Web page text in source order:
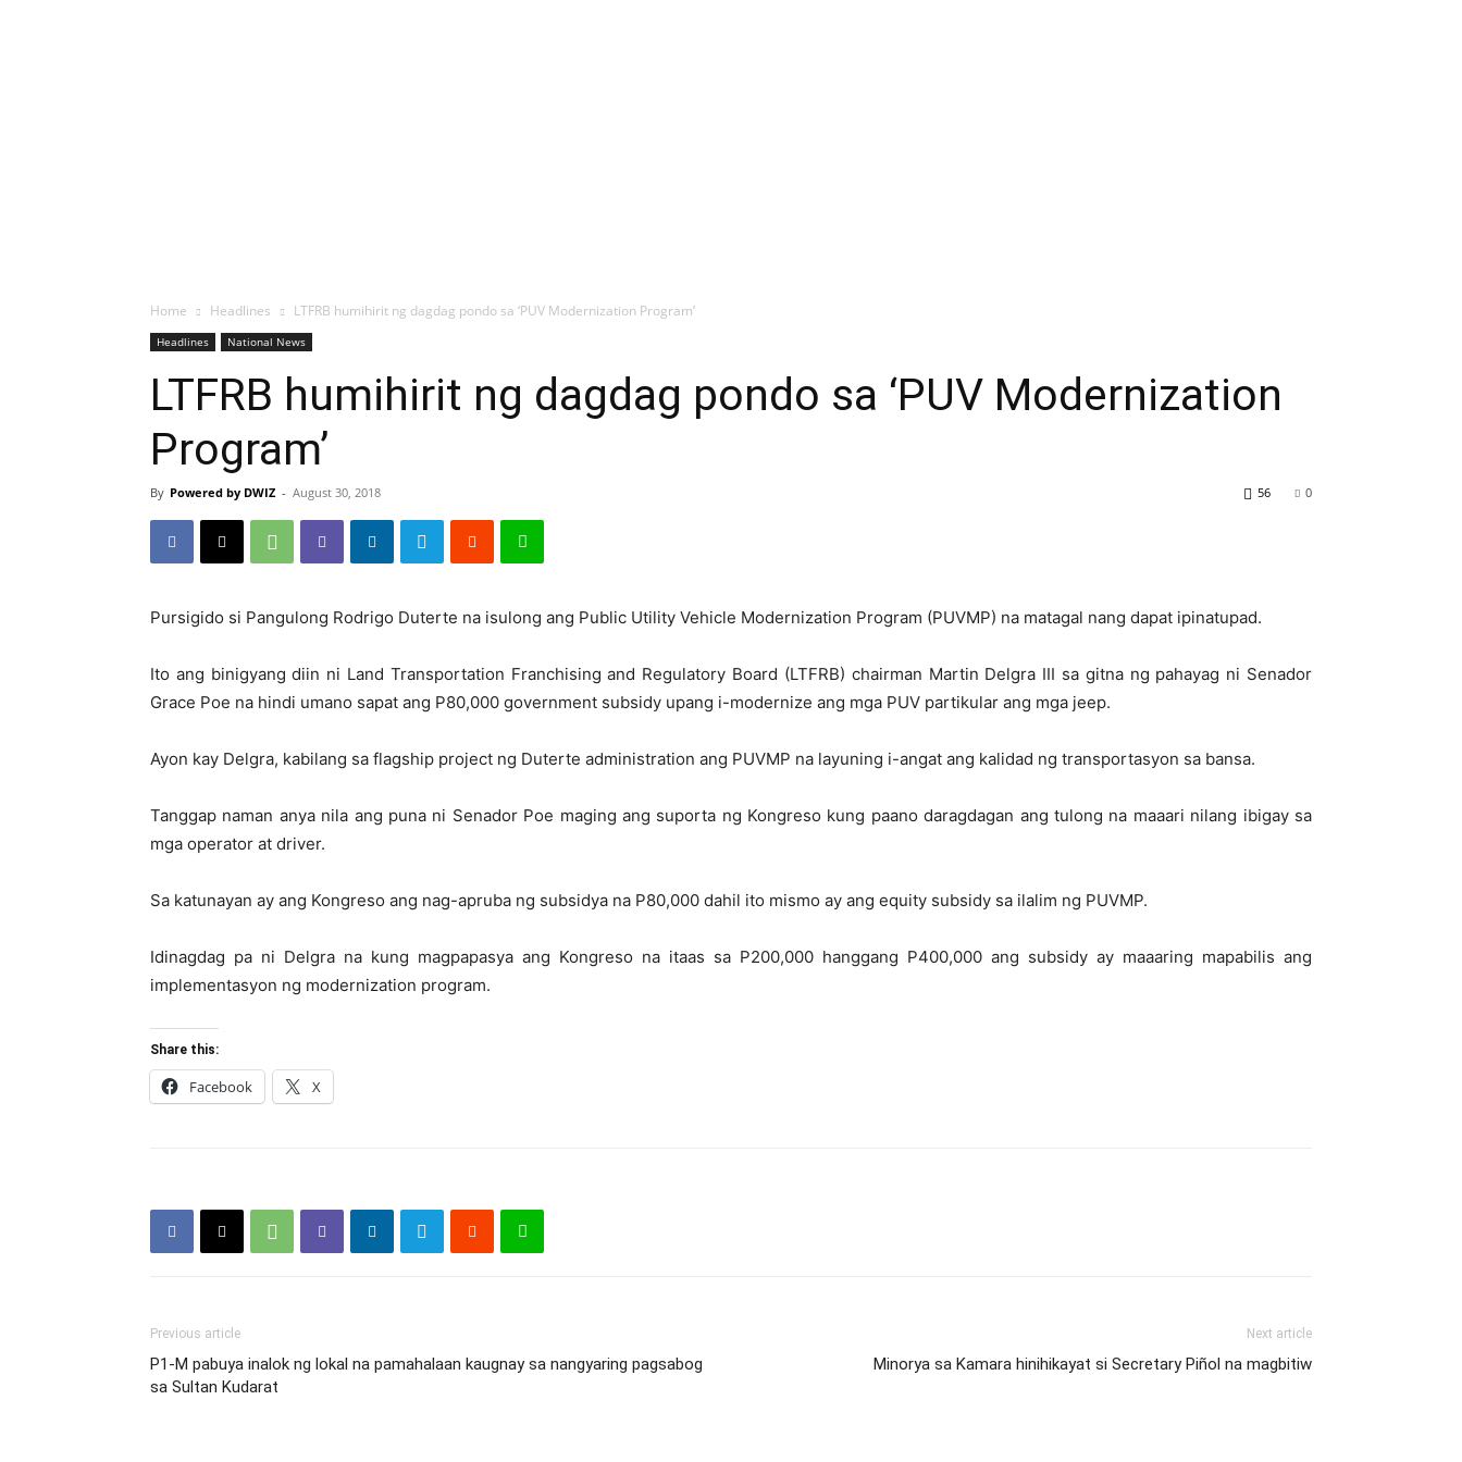
Home Headlines LTFRB humihirit ng dagdag pondo sa ‘PUV Modernization Program’
Headlines National News
LTFRB humihirit ng dagdag pondo sa ‘PUV Modernization
Program’
By Powered by DWIZ - August 30, 2018 0
56
Pursigido si Pangulong Rodrigo Duterte na isulong ang Public Utility Vehicle Modernization Program (PUVMP) na matagal nang dapat ipinatupad.
Ito ang binigyang diin ni Land Transportation Franchising and Regulatory Board (LTFRB) chairman Martin Delgra III sa gitna ng pahayag ni Senador
Grace Poe na hindi umano sapat ang P80,000 government subsidy upang i-modernize ang mga PUV partikular ang mga jeep.
Ayon kay Delgra, kabilang sa flagship project ng Duterte administration ang PUVMP na layuning i-angat ang kalidad ng transportasyon sa bansa.
Tanggap naman anya nila ang puna ni Senador Poe maging ang suporta ng Kongreso kung paano daragdagan ang tulong na maaari nilang ibigay sa
mga operator at driver.
Sa katunayan ay ang Kongreso ang nag-apruba ng subsidya na P80,000 dahil ito mismo ay ang equity subsidy sa ilalim ng PUVMP.
Idinagdag pa ni Delgra na kung magpapasya ang Kongreso na itaas sa P200,000 hanggang P400,000 ang subsidy ay maaaring mapabilis ang
implementasyon ng modernization program.
Share this:
Facebook X
Previous article
P1-M pabuya inalok ng lokal na pamahalaan kaugnay sa nangyaring pagsabog
sa Sultan Kudarat
Next article
Minorya sa Kamara hinihikayat si Secretary Piñol na magbitiw